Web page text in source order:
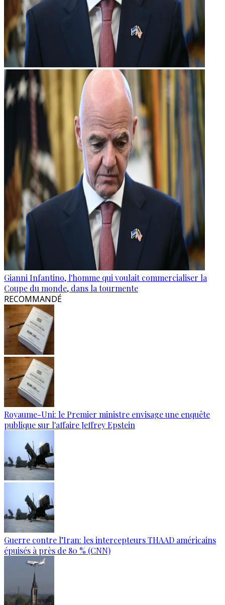
Gianni Infantino, l'homme qui voulait commercialiser la
Coupe du monde, dans la tourmente
RECOMMANDÉ
Royaume-Uni: le Premier ministre envisage une enquête
publique sur l'affaire Jeffrey Epstein
Guerre contre l’Iran: les intercepteurs THAAD américains
épuisés à près de 80 % (CNN)